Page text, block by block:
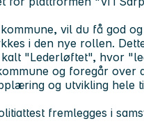
vil du få god
i den nye rollen.
"Lederløftet", hvor
og foregår over
og utvikling hele
fremlegges i